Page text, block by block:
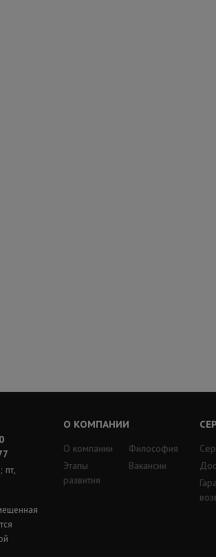
пт,
О КОМПАНИИ
О компании
Этапы
развития
Философия
Вакансии